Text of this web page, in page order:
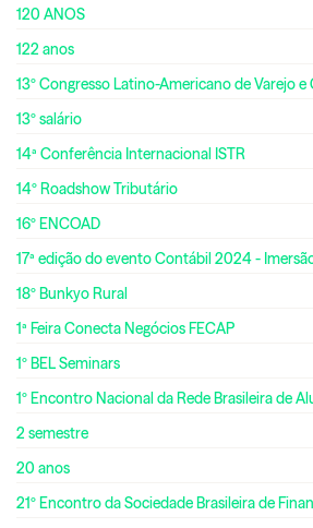
120 ANOS
122 anos
13º Congresso Latino-Americano de Varejo
13º salário
14ª Conferência Internacional ISTR
14º Roadshow Tributário
16º ENCOAD
17ª edição do evento Contábil 2024 -
18º Bunkyo Rural
1ª Feira Conecta Negócios FECAP
1º BEL Seminars
1º Encontro Nacional da Rede Brasileira de
2 semestre
20 anos
21º Encontro da Sociedade Brasileira de